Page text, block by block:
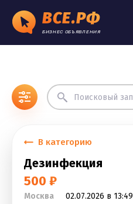
ВСЕ.РФ
БИЗНЕС ОБЪЯВЛЕНИЯ
В категорию
Дезинфекция
500 ₽
Москва
02.07.2026 в 13:49